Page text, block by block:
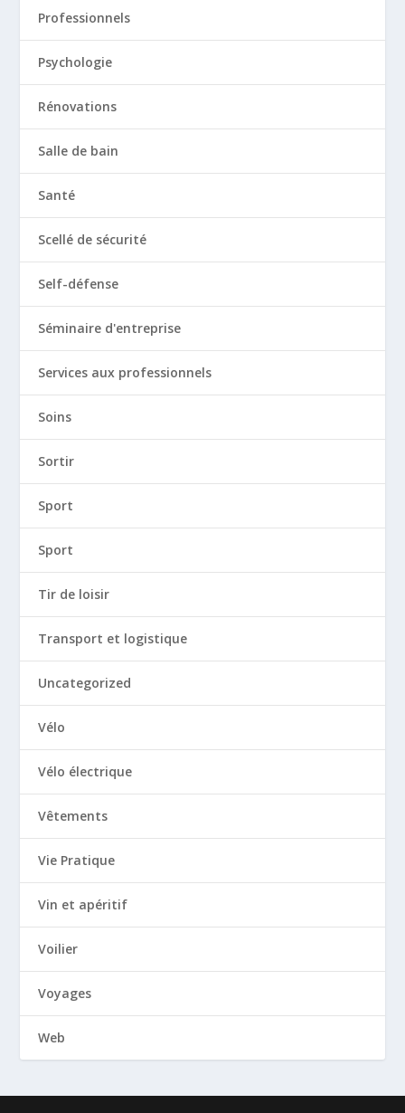
Professionnels
Psychologie
Rénovations
Salle de bain
Santé
Scellé de sécurité
Self-défense
Séminaire d'entreprise
Services aux professionnels
Soins
Sortir
Sport
Sport
Tir de loisir
Transport et logistique
Uncategorized
Vélo
Vélo électrique
Vêtements
Vie Pratique
Vin et apéritif
Voilier
Voyages
Web